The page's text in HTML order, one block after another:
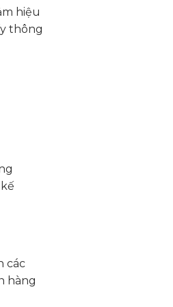
hiệu
thông
các
hàng